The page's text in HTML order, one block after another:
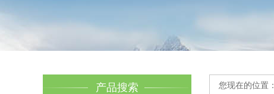
产品搜索 您现在的位置：